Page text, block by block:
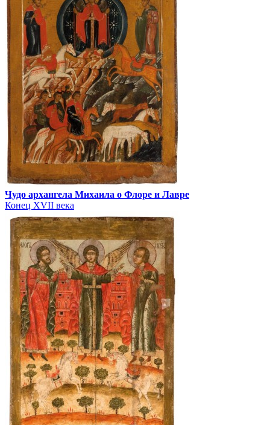
Чудо архангела Михаила о Флоре и Лавре
Конец XVII века